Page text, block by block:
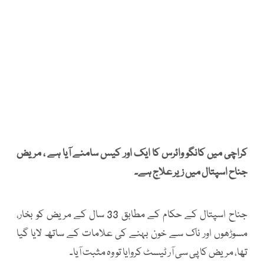
کراچی میں کانگو وائرس کا ایک اور کیس سامنے آیا ہے ، مریض
جناح اسپتال میں زیر علاج ہے۔
جناح اسپتال کے حکام کے مطابق 33 سال کے مریض کو بخار،
مسوڑھوں اور ناک سے خون بہنے کی علامات کے ساتھ لایا گیا
تھا، مریض کا پی سی آر ٹیسٹ کروایا تو وہ مثبت آیا۔